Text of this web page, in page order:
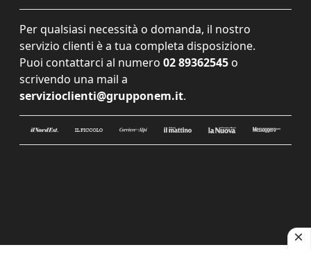
Per qualsiasi necessità o domanda, il nostro
servizio clienti è a tua completa disposizione.
Puoi contattarci al numero 02 89362545 o
scrivendo una mail a
servizioclienti@grupponem.it.